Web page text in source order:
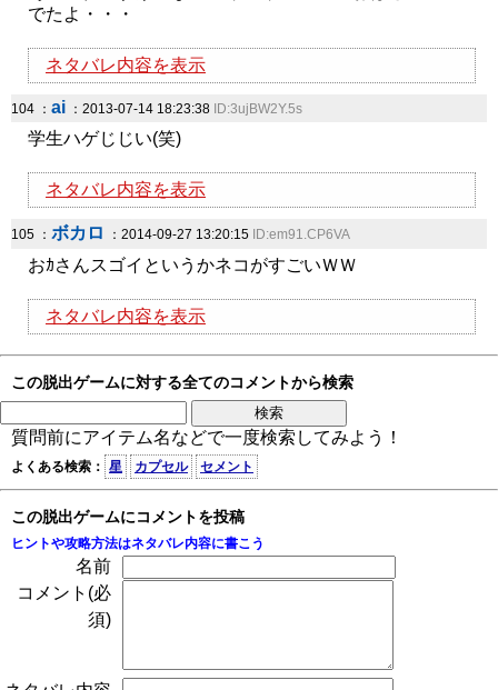
でたよ・・・
ネタバレ内容を表示
104 ： ai ：2013-07-14 18:23:38 ID:3ujBW2Y.5s
学生ハゲじじい(笑)
ネタバレ内容を表示
105 ： ボカロ ：2014-09-27 13:20:15 ID:em91.CP6VA
おｶさんスゴイというかネコがすごいＷＷ
ネタバレ内容を表示
この脱出ゲームに対する全てのコメントから検索
質問前にアイテム名などで一度検索してみよう！
よくある検索： 星 カプセル セメント
この脱出ゲームにコメントを投稿
ヒントや攻略方法はネタバレ内容に書こう
名前
コメント(必
須)